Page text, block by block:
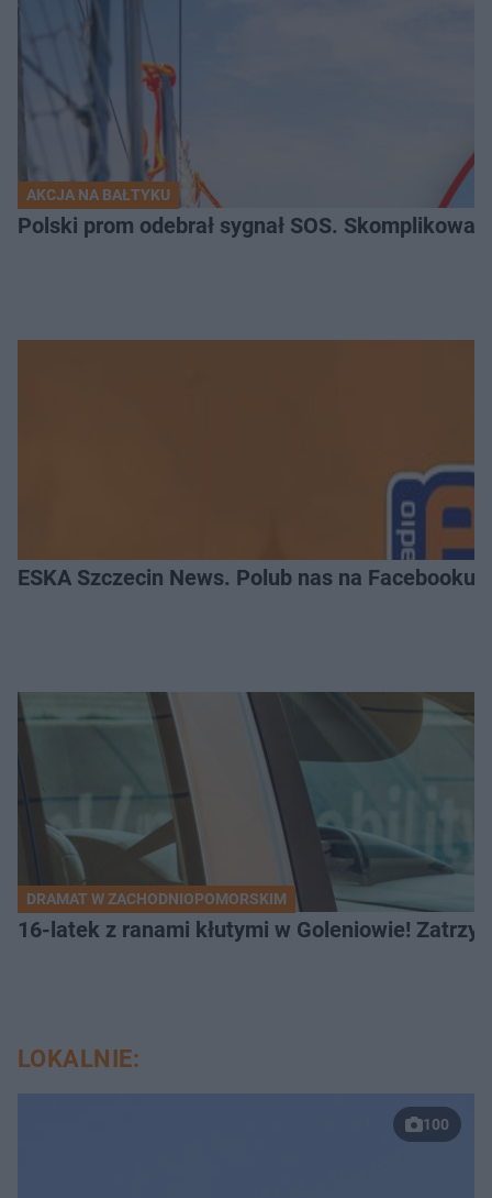
AKCJA NA BAŁTYKU
Polski prom odebrał sygnał SOS.
ESKA Szczecin News. Polub nas na Facebooku!
DRAMAT W ZACHODNIOPOMORSKIM
16-latek z ranami kłutymi w Goleniowie!
LOKALNIE:
100